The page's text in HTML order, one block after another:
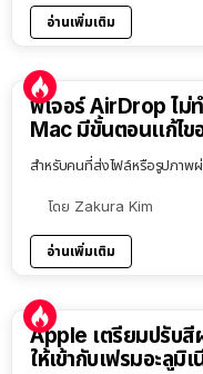
อ่านเพิ่มเติม
ฟีเจอร์ AirDrop ไม่
Mac มีขั้นตอนแก้ไข
สำหรับคนที่ส่งไฟล์หรือรูปภาพ
โดย Zakura Kim
อ่านเพิ่มเติม
Apple เตรียมปรับสี
ให้เข้ากับเฟรมอะลูมิ